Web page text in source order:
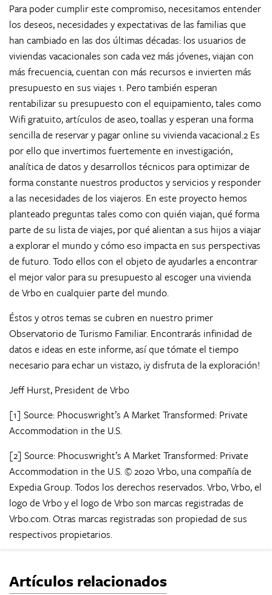
Para poder cumplir este compromiso, necesitamos entender
los deseos, necesidades y expectativas de las familias que
han cambiado en las dos últimas décadas: los usuarios de
viviendas vacacionales son cada vez más jóvenes, viajan con
más frecuencia, cuentan con más recursos e invierten más
presupuesto en sus viajes 1. Pero también esperan
rentabilizar su presupuesto con el equipamiento, tales como
Wifi gratuito, artículos de aseo, toallas y esperan una forma
sencilla de reservar y pagar online su vivienda vacacional.2 Es
por ello que invertimos fuertemente en investigación,
analítica de datos y desarrollos técnicos para optimizar de
forma constante nuestros productos y servicios y responder
a las necesidades de los viajeros. En este proyecto hemos
planteado preguntas tales como con quién viajan, qué forma
parte de su lista de viajes, por qué alientan a sus hijos a viajar
a explorar el mundo y cómo eso impacta en sus perspectivas
de futuro. Todo ellos con el objeto de ayudarles a encontrar
el mejor valor para su presupuesto al escoger una vivienda
de Vrbo en cualquier parte del mundo.
Éstos y otros temas se cubren en nuestro primer
Observatorio de Turismo Familiar. Encontrarás infinidad de
datos e ideas en este informe, así que tómate el tiempo
necesario para echar un vistazo, ¡y disfruta de la exploración!
Jeff Hurst, President de Vrbo
[1] Source: Phocuswright’s A Market Transformed: Private
Accommodation in the U.S.
[2] Source: Phocuswright’s A Market Transformed: Private
Accommodation in the U.S. © 2020 Vrbo, una compañía de
Expedia Group. Todos los derechos reservados. Vrbo, Vrbo, el
logo de Vrbo y el logo de Vrbo son marcas registradas de
Vrbo.com. Otras marcas registradas son propiedad de sus
respectivos propietarios.
Artículos relacionados